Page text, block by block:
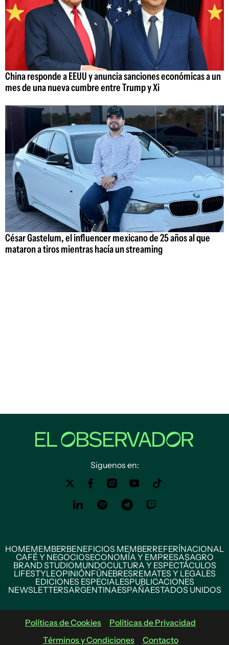
China responde a EEUU y anuncia sanciones económicas a un
mes de una nueva cumbre entre Trump y Xi
César Gastelum, el influencer mexicano de 25 años al que
mataron a tiros mientras hacía un streaming
Siguenos en:
HOMEMEMBERBENEFICIOS MEMBERREFERÍNACIONAL
CAFÉ Y NEGOCIOSECONOMÍA Y EMPRESASAGRO
BRAND STUDIOMUNDOCULTURA Y ESPECTÁCULOS
LIFESTYLEOPINIÓNFÚNEBRESREMATES Y LEGALES
EDICIONES ESPECIALESPUBLICACIONES
NEWSLETTERSARGENTINAESPAÑAESTADOS UNIDOS
Políticas de Cookies
Políticas de Privacidad
Términos y Condiciones
Contacto